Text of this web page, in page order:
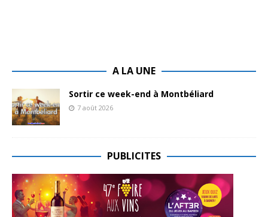
A LA UNE
Sortir ce week-end à Montbéliard
7 août 2026
PUBLICITES